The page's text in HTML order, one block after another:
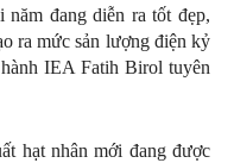
đang diễn ra tốt đẹp,
ra mức sản lượng điện kỷ
IEA Fatih Birol tuyên
hạt nhân mới đang được